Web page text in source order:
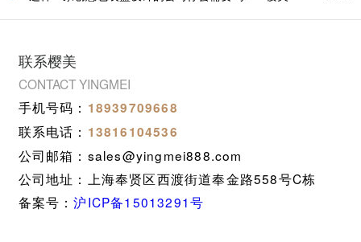
包装
联系樱美
CONTACT YINGMEI
手机号码： 18939709668
联系电话： 13816104536
公司邮箱：sales@yingmei888.com
公司地址：上海奉贤区西渡街道奉金路558号C栋
备案号：沪ICP备15013291号